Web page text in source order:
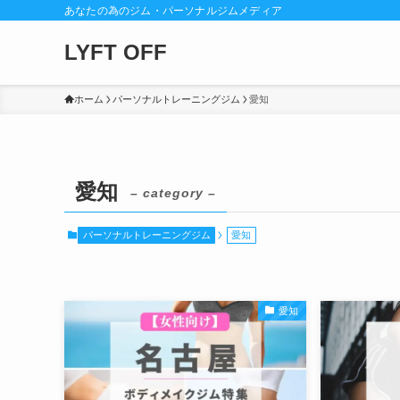
あなたの為のジム・パーソナルジムメディア
LYFT OFF
ホーム パーソナルトレーニングジム 愛知
愛知 – category –
パーソナルトレーニングジム 愛知
愛知